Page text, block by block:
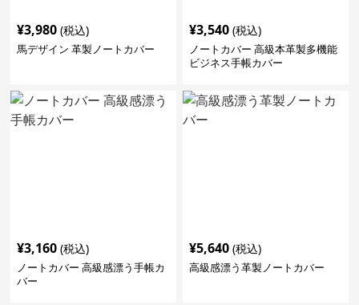
¥3,980 (税込)
馬デザイン 革製ノートカバー
¥3,540 (税込)
ノートカバー 高級本革製多機能
ビジネス手帳カバー
¥3,160 (税込)
ノートカバー 高級感漂う手帳カ
バー
¥5,640 (税込)
高級感漂う革製ノートカバー